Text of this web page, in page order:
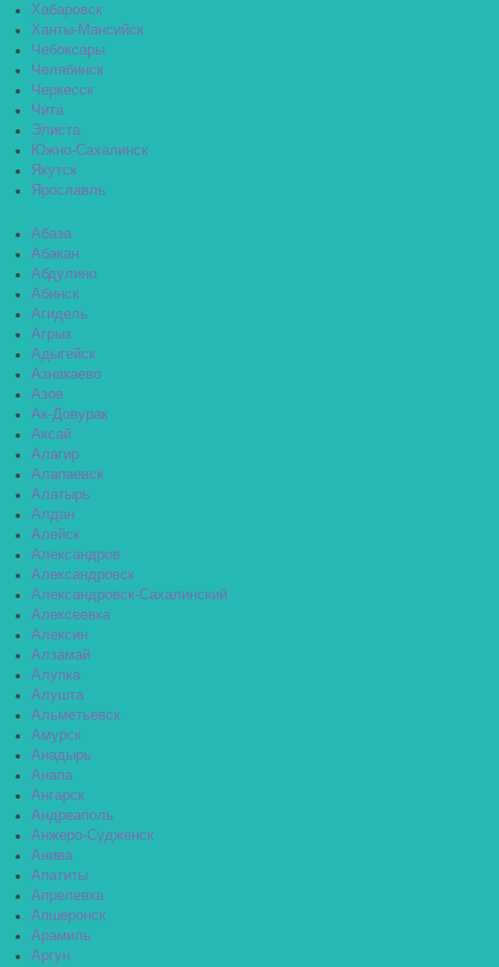
Хабаровск
Ханты-Мансийск
Чебоксары
Челябинск
Черкесск
Чита
Элиста
Южно-Сахалинск
Якутск
Ярославль
Абаза
Абакан
Абдулино
Абинск
Агидель
Агрыз
Адыгейск
Азнакаево
Азов
Ак-Довурак
Аксай
Алагир
Алапаевск
Алатырь
Алдан
Алейск
Александров
Александровск
Александровск-Сахалинский
Алексеевка
Алексин
Алзамай
Алупка
Алушта
Альметьевск
Амурск
Анадырь
Анапа
Ангарск
Андреаполь
Анжеро-Судженск
Анива
Апатиты
Апрелевка
Апшеронск
Арамиль
Аргун